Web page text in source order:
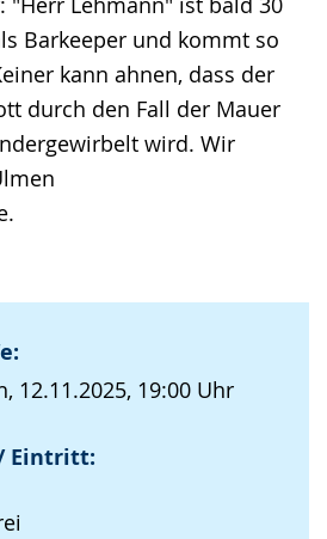
Barkeeper und kommt so
kann ahnen, dass der
durch den Fall der Mauer
wird. Wir
12.11.2025, 19:00 Uhr
Eintritt: